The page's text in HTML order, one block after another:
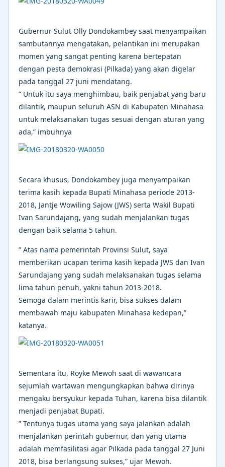
Gubernur Sulut Olly Dondokambey saat menyampaikan
sambutannya mengatakan, pelantikan ini merupakan
momen yang sangat penting karena bertepatan
dengan pesta demokrasi (Pilkada) yang akan digelar
pada tanggal 27 juni mendatang.
” Untuk itu saya menghimbau, baik penjabat yang baru
dilantik, maupun seluruh ASN di Kabupaten Minahasa
untuk melaksanakan tugas sesuai dengan aturan yang
ada,” imbuhnya
Secara khusus, Dondokambey juga menyampaikan
terima kasih kepada Bupati Minahasa periode 2013-
2018, Jantje Wowiling Sajow (JWS) serta Wakil Bupati
Ivan Sarundajang, yang sudah menjalankan tugas
dengan baik selama 5 tahun.
” Atas nama pemerintah Provinsi Sulut, saya
memberikan ucapan terima kasih kepada JWS dan Ivan
Sarundajang yang sudah melaksanakan tugas selama
lima tahun penuh, yakni tahun 2013-2018.
Semoga dalam merintis karir, bisa sukses dalam
membawah maju kabupaten Minahasa kedepan,”
katanya.
Sementara itu, Royke Mewoh saat di wawancara
sejumlah wartawan mengungkapkan bahwa dirinya
mengaku bersyukur kepada Tuhan, karena bisa dilantik
menjadi penjabat Bupati.
” Tentunya tugas utama yang saya jalankan adalah
menjalankan perintah gubernur, dan yang utama
adalah memfasilitasi agar Pilkada pada tanggal 27 Juni
2018, bisa berlangsung sukses,” ujar Mewoh.